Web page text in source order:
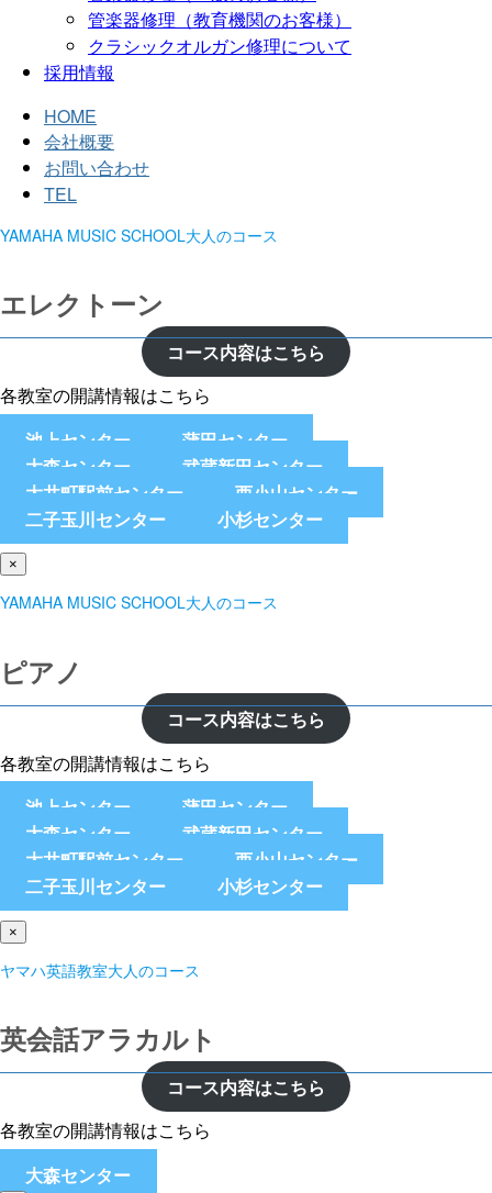
管楽器修理（教育機関のお客様）
クラシックオルガン修理について
採用情報
HOME
会社概要
お問い合わせ
TEL
YAMAHA MUSIC SCHOOL大人のコース
エレクトーン
コース内容はこちら
各教室の開講情報はこちら
池上センター
蒲田センター
大森センター
武蔵新田センター
大井町駅前センター
西小山センター
二子玉川センター
小杉センター
×
YAMAHA MUSIC SCHOOL大人のコース
ピアノ
コース内容はこちら
各教室の開講情報はこちら
池上センター
蒲田センター
大森センター
武蔵新田センター
大井町駅前センター
西小山センター
二子玉川センター
小杉センター
×
ヤマハ英語教室大人のコース
英会話アラカルト
コース内容はこちら
各教室の開講情報はこちら
大森センター